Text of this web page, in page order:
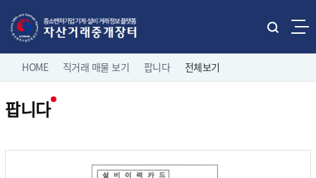
통
비
게
션
HOME 직거래 매물 보기 팝니다 전체보기
팝니다
홈으로 로그인
직거래 매물보기
제조/유통업체 매물
유관기관 매물보기